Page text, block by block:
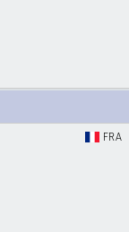
FRA